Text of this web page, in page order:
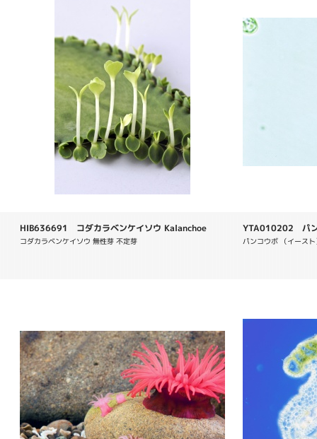
HIB636691 コダカラベンケイソウ Kalanchoe
daigremontiana
コダカラベンケイソウ 無性芽 不定芽
YTA010202 パン
パンコウボ （イース